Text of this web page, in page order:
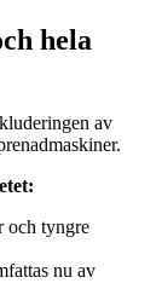
hela
av
och tyngre
nu av